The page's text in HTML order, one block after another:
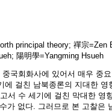
principal theory; 禪宗=Zen
陽明學=Yangming Hsueh
국회화사에 있어서 매우 중
걸친 남북종론의 지대한 영
서 수 세기에 걸친 막대한 영
가 없다. 그러므로 본 고찰은